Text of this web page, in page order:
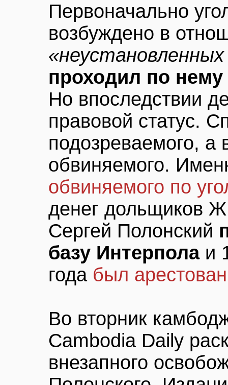
Первоначально
возбуждено в
проходил по нему
Но впоследствии
правовой статус.
подозреваемого, а
обвиняемого.
обвиняемого по
денег дольщиков
Сергей Полонский
базу Интерполаи
года был
Во вторник
Сambodia Daily
внезапного